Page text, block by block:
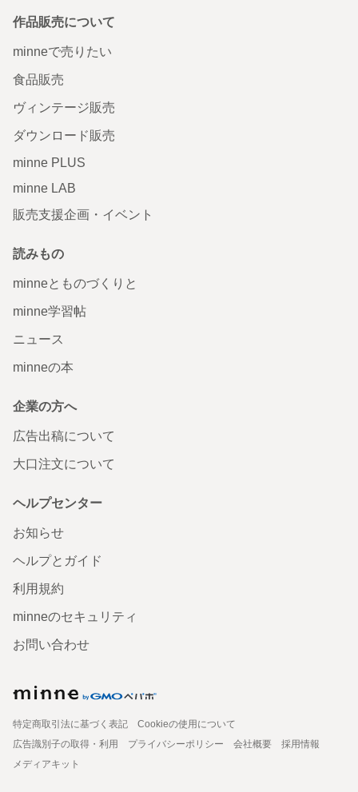
作品販売について
minneで売りたい
食品販売
ヴィンテージ販売
ダウンロード販売
minne PLUS
minne LAB
販売支援企画・イベント
読みもの
minneとものづくりと
minne学習帖
ニュース
minneの本
企業の方へ
広告出稿について
大口注文について
ヘルプセンター
お知らせ
ヘルプとガイド
利用規約
minneのセキュリティ
お問い合わせ
特定商取引法に基づく表記
Cookieの使用について
広告識別子の取得・利用
プライバシーポリシー 会社概要
採用情報
メディアキット